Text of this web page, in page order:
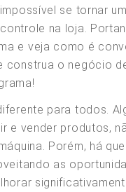
se tornar
na loja.
e veja como é
construa o negócio
para todos.
e vender produtos,
Porém, há
as